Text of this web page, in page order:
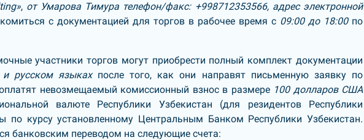
, от Умарова Тимура телефон/факс: +998712353566, адрес электронной
с документацией для торгов в рабочее время с 09:00 до 18:00по
участники торгов могут приобрести полный комплект документации
русском языкахпосле того, как они направят письменную заявку по
невозмещаемый комиссионный взнос в размере 100 долларов США
валюте Республики Узбекистан (для резидентов Республики
по курсу установленному Центральным Банком Республики Узбекистан.
банковским переводом на следующие счета: